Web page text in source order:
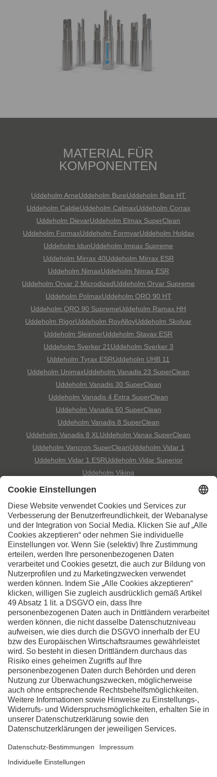
MATERIAL FÜR
KOMPONENTEN
Uddeholm ArneUddeholm BureUddeholm Bure HT
Uddeholm CaldieUddeholm CalmaxUddeholm Corrax
Uddeholm DievarUddeholm Elmax SuperClean
Uddeholm FormaxUddeholm FormvarUddeholm Holdax
Uddeholm IdunUddeholm Impax Supreme
Uddeholm Mirrax 40Uddeholm Mirrax ESR
Uddeholm NimaxUddeholm Nimax ESR
Uddeholm Orvar 2 MicrodizedUddeholm Orvar Supreme
Uddeholm PolmaxUddeholm QRO 90 HT
Uddeholm QRO 90 SupremeUddeholm Ramax HH
Uddeholm RigorUddeholm RoyAlloyUddeholm Skolvar
Uddeholm SleipnerUddeholm Stavax ESR
Uddeholm Sverker 21 Uddeholm Sverker 3
Uddeholm Tyrax ESRUddeholm UHB 11
Uddeholm UnimaxUddeholm Vanadis 23 SuperClean
Uddeholm Vanadis 30 SuperClean
Uddeholm Vanadis 4 Extra SuperClean
Uddeholm Vanadis 60 SuperClean
Uddeholm Vanadis 8 SuperClean
Uddeholm Vanadis 8 XL Uddeholm Vanax SuperClean
Uddeholm Vancron SuperCleanUddeholm Vidar 1
Uddeholm Vidar 1 ESRUddeholm Vidar Superior
Uddeholm Viking
Kontaktieren Sie uns,
wenn Sie weitere
Informationen wünschen
Kontakt
Facebook